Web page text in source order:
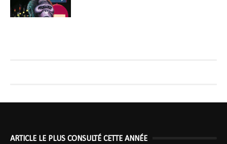
ARTICLE LE PLUS CONSULTÉ CETTE ANNÉE